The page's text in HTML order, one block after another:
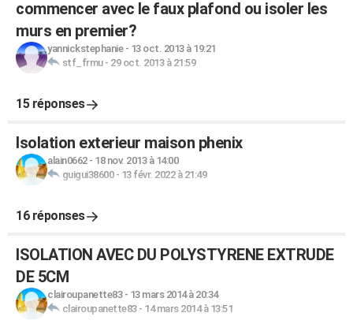
commencer avec le faux plafond ou isoler les
murs en premier?
yannickstephanie- 13 oct. 2013 à 19:21
stf_frmu- 29 oct. 2013 à 21:59
15 réponses
Isolation exterieur maison phenix
alain0662- 18 nov. 2013 à 14:00
guigui38600- 13 févr. 2022 à 21:49
16 réponses
ISOLATION AVEC DU POLYSTYRENE EXTRUDE
DE 5CM
clairoupanette83- 13 mars 2014 à 20:34
clairoupanette83- 14 mars 2014 à 13:51